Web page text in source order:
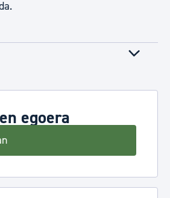
egoera